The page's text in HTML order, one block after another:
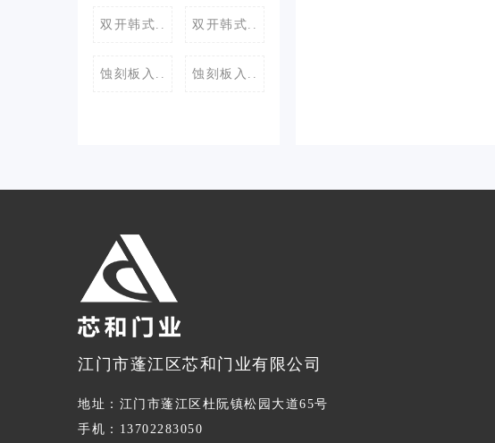
双开韩式.. 双开韩式..
蚀刻板入.. 蚀刻板入..
江门市蓬江区芯和门业有限公司
地址：江门市蓬江区杜阮镇松园大道65号
手机：13702283050